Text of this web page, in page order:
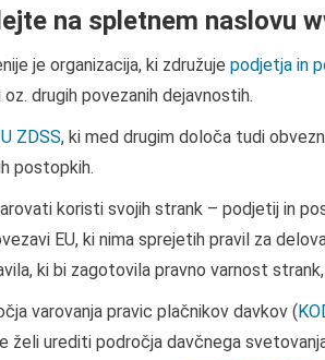
na spletnem naslovu
je organizacija, ki združuje podjetja in
drugih povezanih dejavnostih.
ZDSS, ki med drugim določa tudi
postopkih.
koristi svojih strank – podjetij in
EU, ki nima sprejetih pravil za
ki bi zagotovila pravno varnost
varovanja pravic plačnikov davkov (
želi urediti področja davčnega